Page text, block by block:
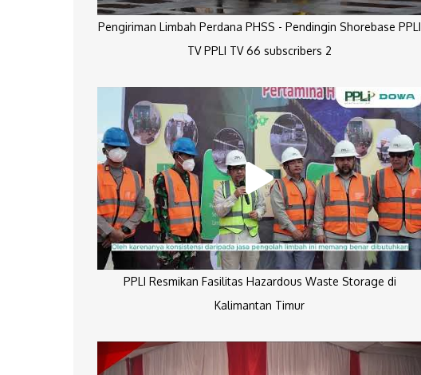
Pengiriman Limbah Perdana PHSS - Pendingin Shorebase PPLI
TV PPLI TV 66 subscribers 2
PPLI Resmikan Fasilitas Hazardous Waste Storage di
Kalimantan Timur